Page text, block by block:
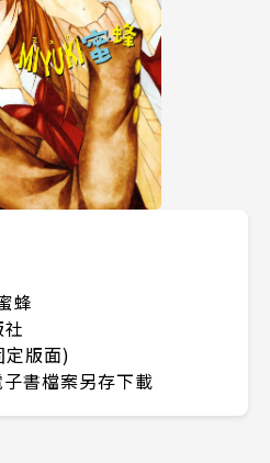
蜂
定版面)
書檔案另存下載